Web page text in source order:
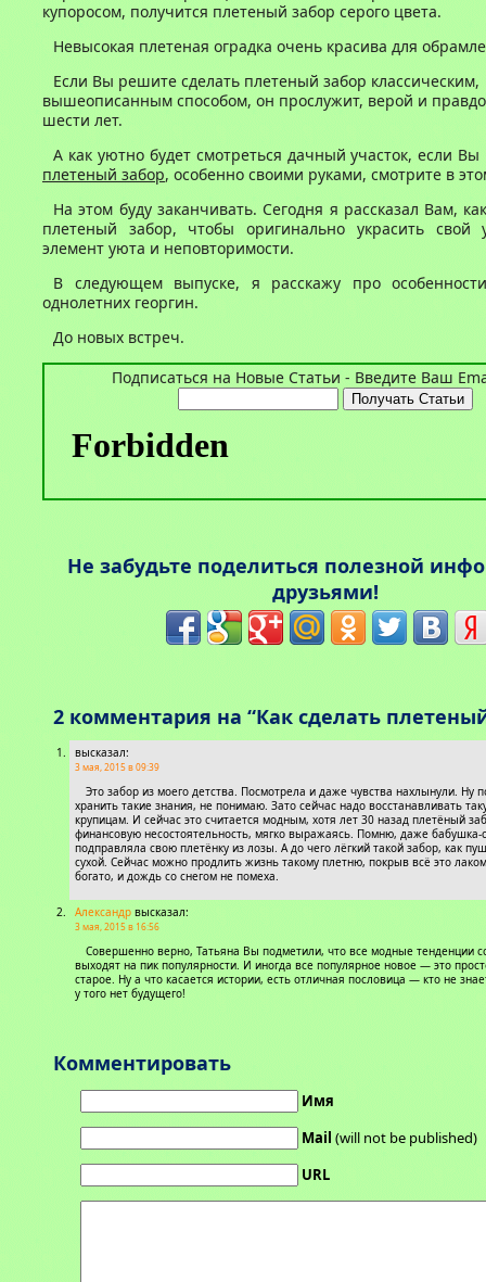
купоросом, получится плетеный забор серого цвета.
Невысокая плетеная оградка очень красива для
Если Вы решите сделать плетеный забор классическим,
вышеописанным способом, он прослужит, верой и
шести лет.
А как уютно будет смотреться дачный участок, если
плетеный забор, особенно своими руками, смотрите в
На этом буду заканчивать. Сегодня я рассказал Вам,
плетеный забор, чтобы оригинально украсить свой
элемент уюта и неповторимости.
В следующем выпуске, я расскажу про
однолетних георгин.
До новых встреч.
Подписаться на Новые Статьи - Введите Ваш
Не забудьте поделиться полезной
друзьями!
2 комментария на “Как сделать
высказал:
3 мая, 2015 в 09:39
Это забор из моего детства. Посмотрела и даже чувства нахлынули. Ну
хранить такие знания, не понимаю. Зато сейчас надо восстанавливать
крупицам. И сейчас это считается модным, хотя лет 30 назад плетёный
финансовую несостоятельность, мягко выражаясь. Помню, даже бабушка-
подправляла свою плетёнку из лозы. А до чего лёгкий такой забор, как
сухой. Сейчас можно продлить жизнь такому плетню, покрыв всё это
богато, и дождь со снегом не помеха.
Александр высказал:
3 мая, 2015 в 16:56
Совершенно верно, Татьяна Вы подметили, что все модные тенденции
выходят на пик популярности. И иногда все популярное новое — это
старое. Ну а что касается истории, есть отличная пословица — кто не
у того нет будущего!
Комментировать
Имя
Mail (will not be published)
URL